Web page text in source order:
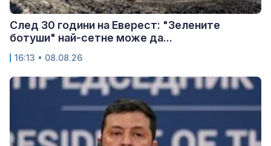
След 30 години на Еверест: "Зелените
ботуши" най-сетне може да...
16:13 • 08.08.26